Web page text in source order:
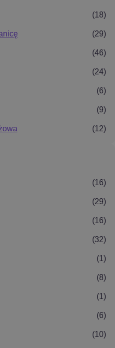
(18)
(29)
(46)
(24)
(6)
(9)
(12)
(16)
(29)
(16)
(32)
(1)
(8)
(1)
(6)
(10)